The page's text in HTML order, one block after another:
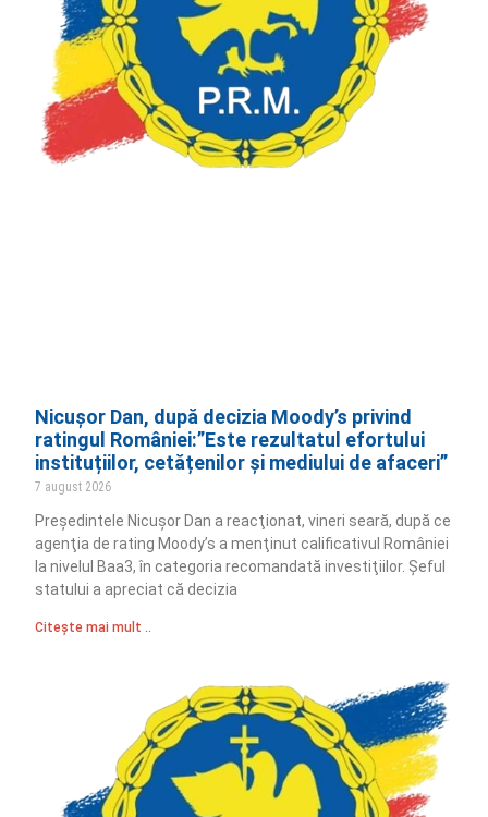
Nicușor Dan, după decizia Moody’s privind
ratingul României:”Este rezultatul efortului
instituțiilor, cetățenilor și mediului de afaceri”
7 august 2026
Preşedintele Nicuşor Dan a reacţionat, vineri seară, după ce
agenţia de rating Moody’s a menţinut calificativul României
la nivelul Baa3, în categoria recomandată investiţiilor. Şeful
statului a apreciat că decizia
Citește mai mult ..